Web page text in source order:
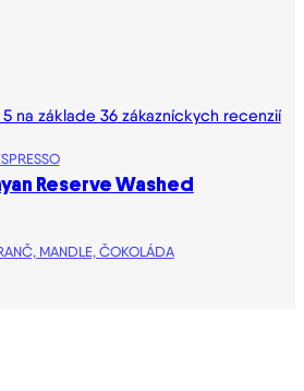
na základe 36zákazníckych recenzií
Reserve Washed
MANDLE, ČOKOLÁDA